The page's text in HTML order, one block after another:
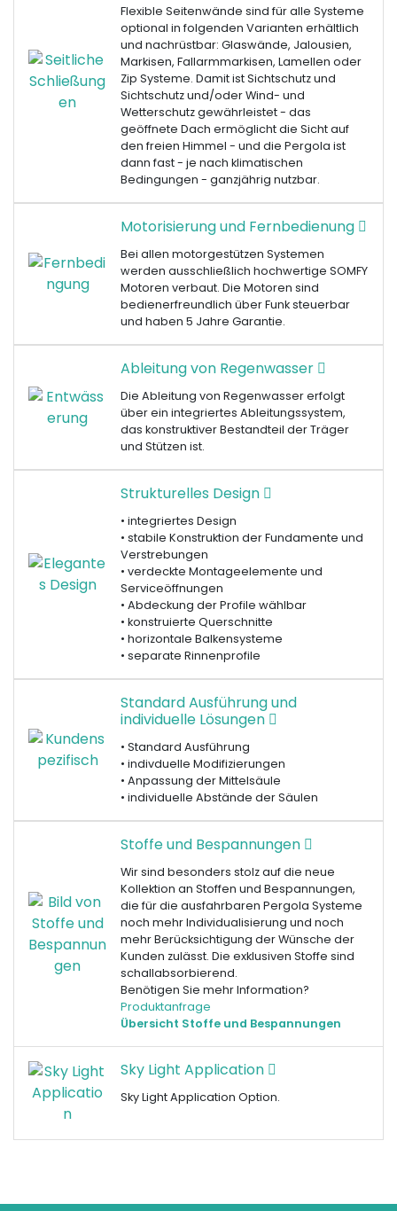
Flexible Seitenwände sind für alle Systeme
optional in folgenden Varianten erhältlich
und nachrüstbar: Glaswände, Jalousien,
Markisen, Fallarmmarkisen, Lamellen oder
Zip Systeme. Damit ist Sichtschutz und
Sichtschutz und/oder Wind- und
Wetterschutz gewährleistet - das
geöffnete Dach ermöglicht die Sicht auf
den freien Himmel - und die Pergola ist
dann fast - je nach klimatischen
Bedingungen - ganzjährig nutzbar.
Motorisierung und Fernbedienung
Bei allen motorgestützen Systemen
werden ausschließlich hochwertige SOMFY
Motoren verbaut. Die Motoren sind
bedienerfreundlich über Funk steuerbar
und haben 5 Jahre Garantie.
Ableitung von Regenwasser
Die Ableitung von Regenwasser erfolgt
über ein integriertes Ableitungssystem,
das konstruktiver Bestandteil der Träger
und Stützen ist.
Strukturelles Design
• integriertes Design
• stabile Konstruktion der Fundamente und
Verstrebungen
• verdeckte Montageelemente und
Serviceöffnungen
• Abdeckung der Profile wählbar
• konstruierte Querschnitte
• horizontale Balkensysteme
• separate Rinnenprofile
Standard Ausführung und
individuelle Lösungen
• Standard Ausführung
• indivduelle Modifizierungen
• Anpassung der Mittelsäule
• individuelle Abstände der Säulen
Stoffe und Bespannungen
Wir sind besonders stolz auf die neue
Kollektion an Stoffen und Bespannungen,
die für die ausfahrbaren Pergola Systeme
noch mehr Individualisierung und noch
mehr Berücksichtigung der Wünsche der
Kunden zulässt. Die exklusiven Stoffe sind
schallabsorbierend.
Benötigen Sie mehr Information?
Produktanfrage
Übersicht Stoffe und Bespannungen
Sky Light Application
Sky Light Application Option.